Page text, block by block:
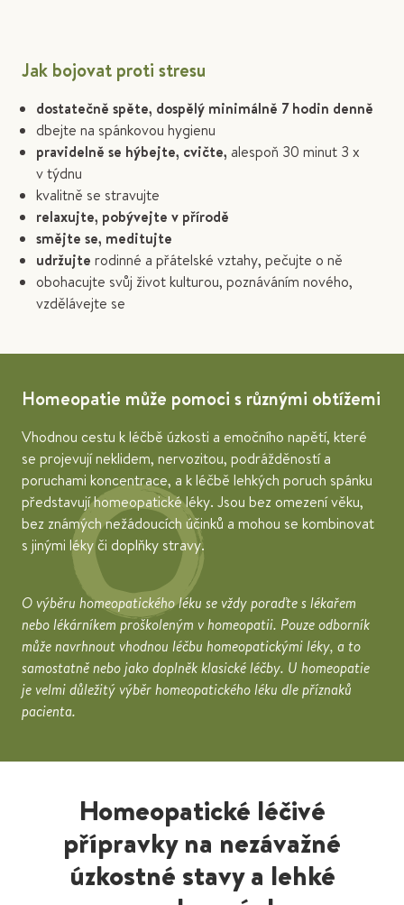
Jak bojovat proti stresu
dostatečně spěte, dospělý minimálně 7 hodin denně
dbejte na spánkovou hygienu
pravidelně se hýbejte, cvičte, alespoň 30 minut 3 x
v týdnu
kvalitně se stravujte
relaxujte, pobývejte v přírodě
smějte se, meditujte
udržujte rodinné a přátelské vztahy, pečujte o ně
obohacujte svůj život kulturou, poznáváním nového,
vzdělávejte se
Homeopatie může pomoci s různými obtížemi
Vhodnou cestu k léčbě úzkosti a emočního napětí, které
se projevují neklidem, nervozitou, podrážděností a
poruchami koncentrace, a k léčbě lehkých poruch spánku
představují homeopatické léky. Jsou bez omezení věku,
bez známých nežádoucích účinků a mohou se kombinovat
s jinými léky či doplňky stravy.
O výběru homeopatického léku se vždy poraďte s lékařem
nebo lékárníkem proškoleným v homeopatii. Pouze odborník
může navrhnout vhodnou léčbu homeopatickými léky, a to
samostatně nebo jako doplněk klasické léčby. U homeopatie
je velmi důležitý výběr homeopatického léku dle příznaků
pacienta.
Homeopatické léčivé
přípravky na nezávažné
úzkostné stavy a lehké